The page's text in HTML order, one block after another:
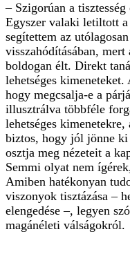
– Szigorúan a
Egyszer valaki letiltott
segítettem az
visszahódításában,
boldogan élt. Direkt
lehetséges
hogy megcsalja-e a
illusztrálva többféle
lehetséges
biztos, hogy jól jönne ki
osztja meg nézeteit a
Semmi olyat nem
Amiben hatékonyan
viszonyok tisztázása –
elengedése –, legyen
magánéleti válsá­gokról.